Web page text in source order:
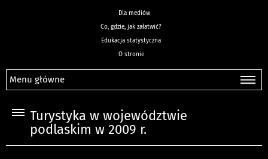
Dla mediów
Co, gdzie, jak załatwić?
Edukacja statystyczna
O stronie
Menu główne
Turystyka w województwie
podlaskim w 2009 r.